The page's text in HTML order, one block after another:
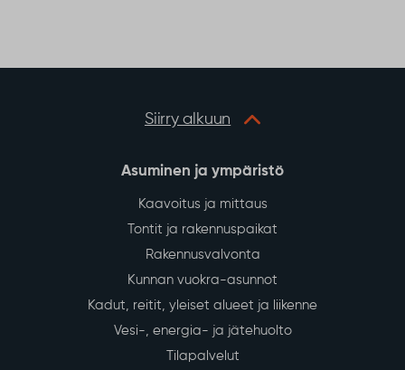
Siirry alkuun
Asuminen ja ympäristö
Kaavoitus ja mittaus
Tontit ja rakennuspaikat
Rakennusvalvonta
Kunnan vuokra-asunnot
Kadut, reitit, yleiset alueet ja liikenne
Vesi-, energia- ja jätehuolto
Tilapalvelut